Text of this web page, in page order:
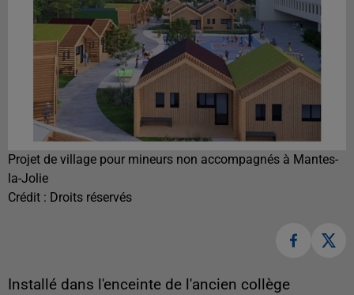
Projet de village pour mineurs non accompagnés à Mantes-
la-Jolie
Crédit : Droits réservés
Installé dans l'enceinte de l'ancien collège